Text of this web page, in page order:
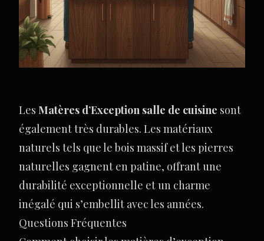
Les Matères d’Exception salle de cuisine sont
également très durables. Les matériaux
naturels tels que le bois massif et les pierres
naturelles gagnent en patine, offrant une
durabilité exceptionnelle et un charme
inégalé qui s’embellit avec les années.
Questions Fréquentes